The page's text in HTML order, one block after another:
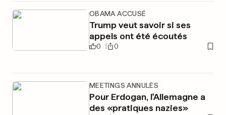
OBAMA ACCUSÉ
Trump veut savoir si ses
appels ont été écoutés
0 0
MEETINGS ANNULÉS
Pour Erdogan, l'Allemagne a
des «pratiques nazies»